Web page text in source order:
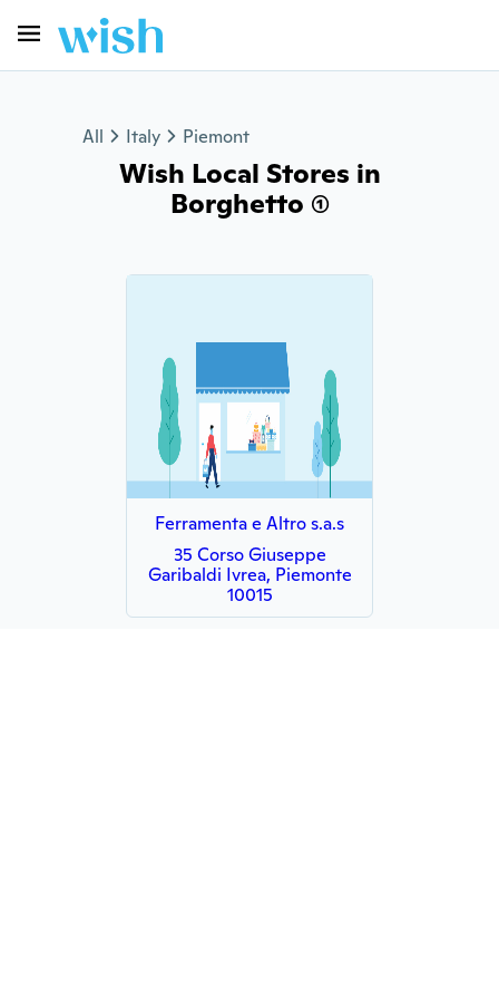
All Italy Piemont
Wish Local Stores in
Borghetto (1)
Ferramenta e Altro s.a.s
35 Corso Giuseppe
Garibaldi Ivrea, Piemonte
10015